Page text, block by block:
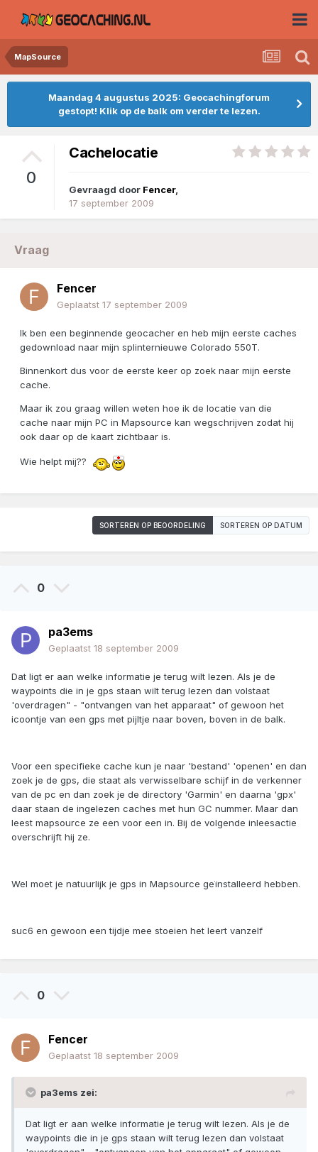
MapSource
Maandag 4 augustus 2025: Geocachingforum
gestopt! Klik op de balk om verder te lezen.
0
Cachelocatie
Gevraagd door Fencer,
17 september 2009
Vraag
Fencer
Geplaatst 17 september 2009
Ik ben een beginnende geocacher en heb mijn eerste caches
gedownload naar mijn splinternieuwe Colorado 550T.
Binnenkort dus voor de eerste keer op zoek naar mijn eerste
cache.
Maar ik zou graag willen weten hoe ik de locatie van die
cache naar mijn PC in Mapsource kan wegschrijven zodat hij
ook daar op de kaart zichtbaar is.
Wie helpt mij??
SORTEREN OP BEOORDELING SORTEREN OP DATUM
0
pa3ems
Geplaatst 18 september 2009
Dat ligt er aan welke informatie je terug wilt lezen. Als je de
waypoints die in je gps staan wilt terug lezen dan volstaat
'overdragen" - "ontvangen van het apparaat" of gewoon het
icoontje van een gps met pijltje naar boven, boven in de balk.
Voor een specifieke cache kun je naar 'bestand' 'openen' en dan
zoek je de gps, die staat als verwisselbare schijf in de verkenner
van de pc en dan zoek je de directory 'Garmin' en daarna 'gpx'
daar staan de ingelezen caches met hun GC nummer. Maar dan
leest mapsource ze een voor een in. Bij de volgende inleesactie
overschrijft hij ze.
Wel moet je natuurlijk je gps in Mapsource geïnstalleerd hebben.
suc6 en gewoon een tijdje mee stoeien het leert vanzelf
0
Fencer
Geplaatst 18 september 2009
pa3ems zei:
Dat ligt er aan welke informatie je terug wilt lezen. Als je de
waypoints die in je gps staan wilt terug lezen dan volstaat